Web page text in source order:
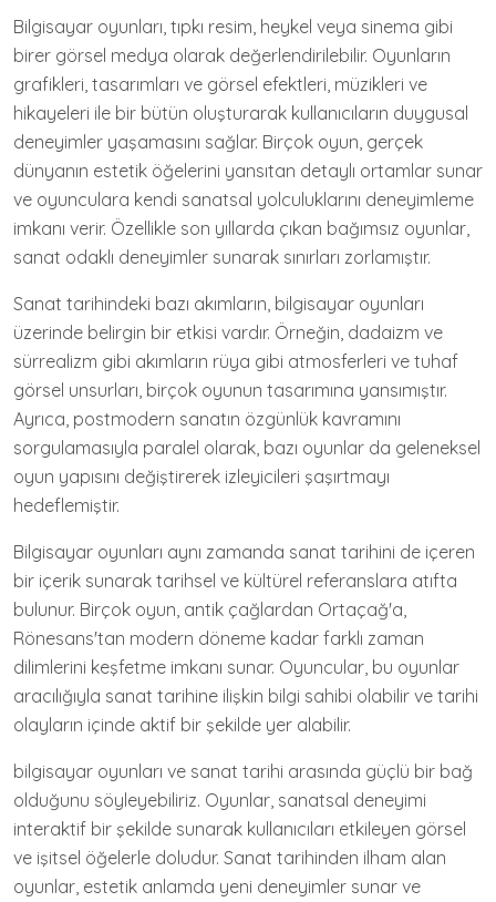
Bilgisayar oyunları, tıpkı resim, heykel veya sinema gibi
birer görsel medya olarak değerlendirilebilir. Oyunların
grafikleri, tasarımları ve görsel efektleri, müzikleri ve
hikayeleri ile bir bütün oluşturarak kullanıcıların duygusal
deneyimler yaşamasını sağlar. Birçok oyun, gerçek
dünyanın estetik öğelerini yansıtan detaylı ortamlar sunar
ve oyunculara kendi sanatsal yolculuklarını deneyimleme
imkanı verir. Özellikle son yıllarda çıkan bağımsız oyunlar,
sanat odaklı deneyimler sunarak sınırları zorlamıştır.
Sanat tarihindeki bazı akımların, bilgisayar oyunları
üzerinde belirgin bir etkisi vardır. Örneğin, dadaizm ve
sürrealizm gibi akımların rüya gibi atmosferleri ve tuhaf
görsel unsurları, birçok oyunun tasarımına yansımıştır.
Ayrıca, postmodern sanatın özgünlük kavramını
sorgulamasıyla paralel olarak, bazı oyunlar da geleneksel
oyun yapısını değiştirerek izleyicileri şaşırtmayı
hedeflemiştir.
Bilgisayar oyunları aynı zamanda sanat tarihini de içeren
bir içerik sunarak tarihsel ve kültürel referanslara atıfta
bulunur. Birçok oyun, antik çağlardan Ortaçağ'a,
Rönesans'tan modern döneme kadar farklı zaman
dilimlerini keşfetme imkanı sunar. Oyuncular, bu oyunlar
aracılığıyla sanat tarihine ilişkin bilgi sahibi olabilir ve tarihi
olayların içinde aktif bir şekilde yer alabilir.
bilgisayar oyunları ve sanat tarihi arasında güçlü bir bağ
olduğunu söyleyebiliriz. Oyunlar, sanatsal deneyimi
interaktif bir şekilde sunarak kullanıcıları etkileyen görsel
ve işitsel öğelerle doludur. Sanat tarihinden ilham alan
oyunlar, estetik anlamda yeni deneyimler sunar ve